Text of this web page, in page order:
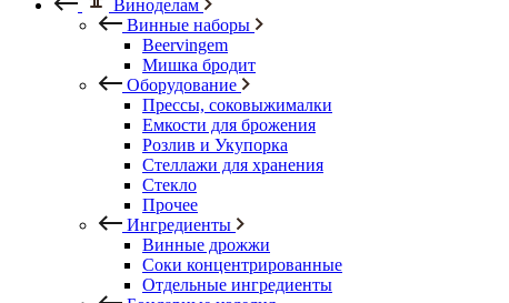
Виноделам
Винные наборы
Beervingem
Мишка бродит
Оборудование
Прессы, соковыжималки
Емкости для брожения
Розлив и Укупорка
Стеллажи для хранения
Стекло
Прочее
Ингредиенты
Винные дрожжи
Соки концентрированные
Отдельные ингредиенты